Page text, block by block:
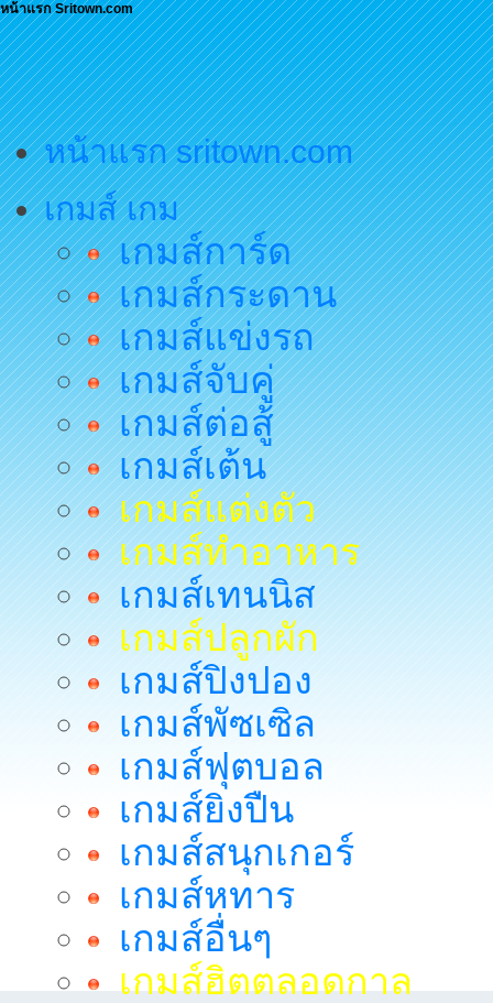
หน้าแรก Sritown.com
หน้าแรก sritown.com
เกมส์ เกม
เกมส์การ์ด
เกมส์กระดาน
เกมส์แข่งรถ
เกมส์จับคู่
เกมส์ต่อสู้
เกมส์เต้น
เกมส์แต่งตัว
เกมส์ทำอาหาร
เกมส์เทนนิส
เกมส์ปลูกผัก
เกมส์ปิงปอง
เกมส์พัซเซิล
เกมส์ฟุตบอล
เกมส์ยิงปืน
เกมส์สนุกเกอร์
เกมส์หทาร
เกมส์อื่นๆ
เกมส์ฮิตตลอดกาล